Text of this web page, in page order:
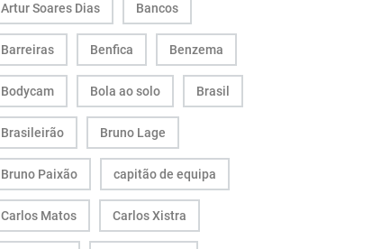
Artur Soares Dias Bancos
Barreiras Benfica Benzema
Bodycam Bola ao solo Brasil
Brasileirão Bruno Lage
Bruno Paixão capitão de equipa
Carlos Matos Carlos Xistra